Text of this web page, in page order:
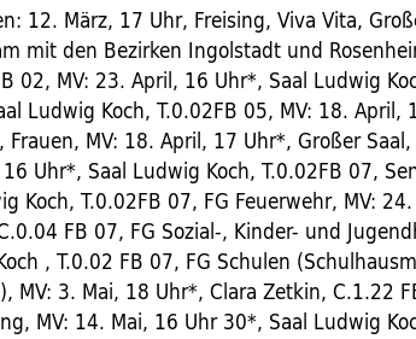
12. März, 17 Uhr, Freising, Viva Vita,
mit den Bezirken Ingolstadt und
02, MV: 23. April, 16 Uhr*, Saal Ludwig
Ludwig Koch, T.0.02FB 05, MV: 18. April,
Frauen, MV: 18. April, 17 Uhr*, Großer
Uhr*, Saal Ludwig Koch, T.0.02FB 07,
Koch, T.0.02FB 07, FG Feuerwehr, MV:
FB 07, FG Sozial-, Kinder- und
, T.0.02 FB 07, FG Schulen
MV: 3. Mai, 18 Uhr*, Clara Zetkin, C.1.22
MV: 14. Mai, 16 Uhr 30*, Saal Ludwig